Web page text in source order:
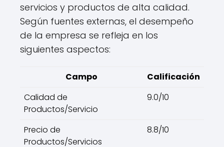
servicios y productos de alta calidad.
Según fuentes externas, el desempeño
de la empresa se refleja en los
siguientes aspectos:
Campo
Calificación
Calidad de
Productos/Servicio
9.0/10
Precio de
Productos/Servicios
8.8/10